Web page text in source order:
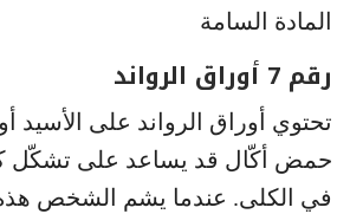
المادة السامة
رقم 7 أوراق الرواند
تحتوي أوراق الرواند على الأسيد
حمض أكّال قد يساعد على تشكّل
في الكلى. عندما يشم الشخص هذه